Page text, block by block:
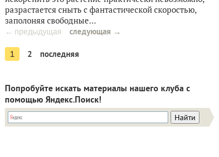
разрастается сныть с фантастической скоростью,
заполоняя свободные...
← предыдущая следующая →
1 2 последняя
Попробуйте искать материалы нашего клуба с
помощью Яндекс.Поиск!